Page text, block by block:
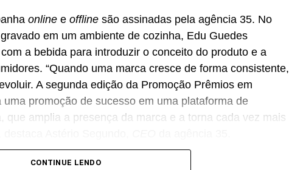
online e offline são assinadas pela agência 35. No
em um ambiente de cozinha, Edu Guedes
a bebida para introduzir o conceito do produto e a
“Quando uma marca cresce de forma consistente,
A segunda edição da Promoção Prêmios em
promoção de sucesso em uma plataforma de
que amplia a presença da marca e a torna cada vez mais
comercial do Café Evolutto, que busca ampliar a
CONTINUE LENDO